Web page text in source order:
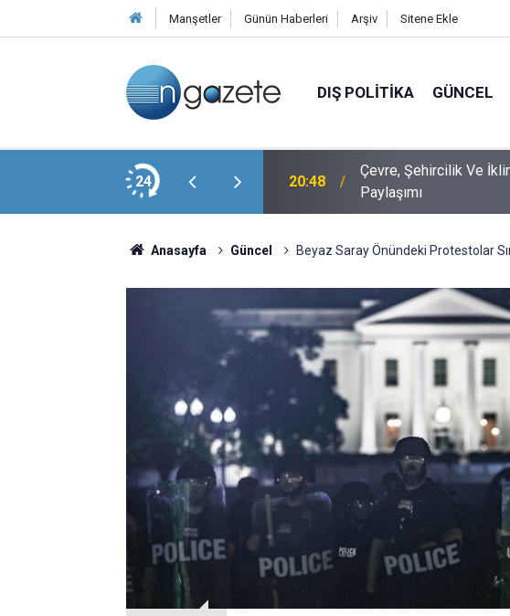
Manşetler Günün Haberleri Arşiv Sitene Ekle
DIŞ POLITIKA GÜNCEL
24
Ağabeyi Hür Ağbaba, Egeşehir
20:48
Çevre, Şehircilik Ve
Paylaşımı
Anasayfa Güncel Beyaz Saray Önündeki Protestolar